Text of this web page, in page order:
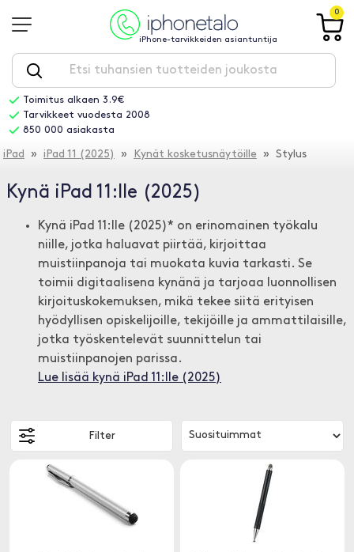
iPhone-tarvikkeiden asiantuntija
0
Toimitus alkaen 3.9€
Tarvikkeet vuodesta 2008
850 000 asiakasta
iPad » iPad 11 (2025) » Kynät kosketusnäytöille » Stylus
Kynä iPad 11:lle (2025)
Kynä iPad 11:lle (2025)* on erinomainen työkalu
niille, jotka haluavat piirtää, kirjoittaa
muistiinpanoja tai muokata kuvia tarkasti. Se
toimii digitaalisena kynänä ja tarjoaa luonnollisen
kirjoituskokemuksen, mikä tekee siitä erityisen
hyödyllisen opiskelijoille, tekijöille ja ammattilaisille,
jotka työskentelevät suunnittelun tai
muistiinpanojen parissa.
Lue lisää kynä iPad 11:lle (2025)
Filter